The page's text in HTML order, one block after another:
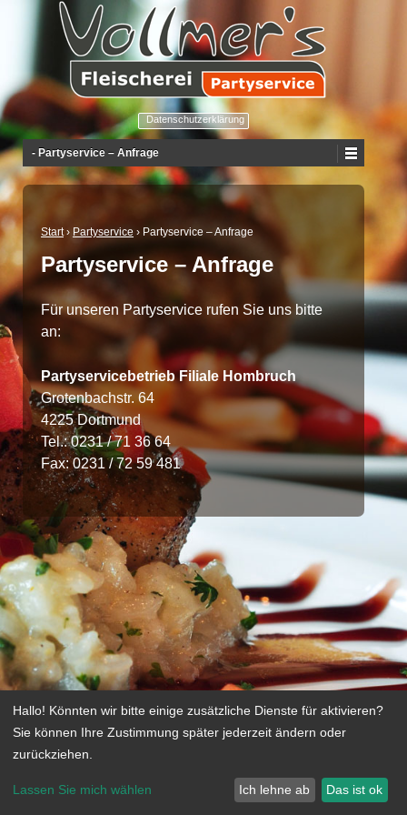
Datenschutzerklärung
- Partyservice – Anfrage
Start › Partyservice › Partyservice – Anfrage
Partyservice – Anfrage
Für unseren Partyservice rufen Sie uns bitte
an:
Partyservicebetrieb Filiale Hombruch
Grotenbachstr. 64
4225 Dortmund
Tel.: 0231 / 71 36 64
Fax: 0231 / 72 59 481
Hallo! Könnten wir bitte einige zusätzliche Dienste für aktivieren?
Sie können Ihre Zustimmung später jederzeit ändern oder
zurückziehen.
Lassen Sie mich wählen Ich lehne ab Das ist ok